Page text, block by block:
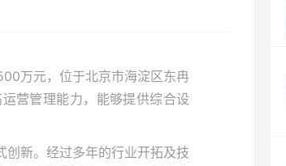
万元，位于北京市海淀区东冉
营管理能力，能够提供综合设
创新。经过多年的行业开拓及技